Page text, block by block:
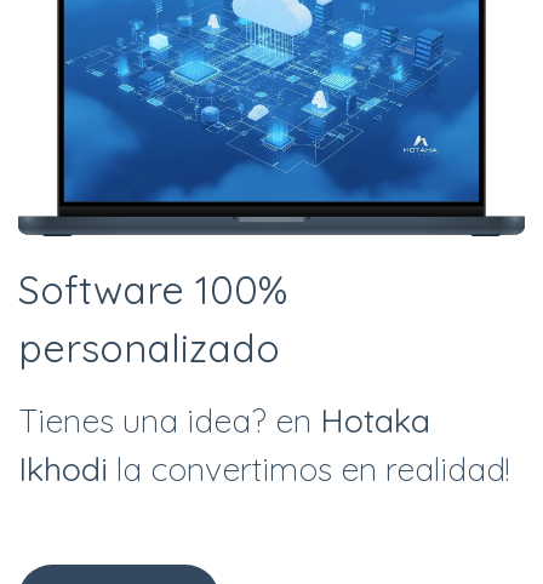
Software 100%
personalizado
Tienes una idea? en Hotaka
Ikhodi la convertimos en realidad!